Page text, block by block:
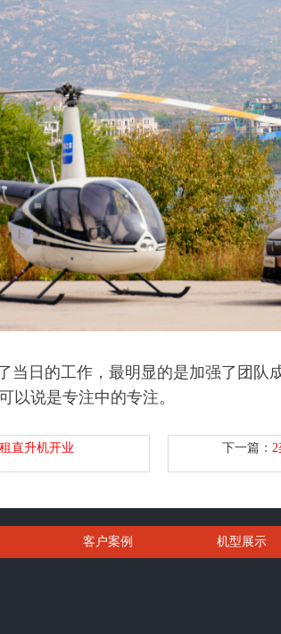
当日的工作，最明显的是加强了团队
说是专注中的专注。
直升机开业 下一篇：
客户案例 机型展示